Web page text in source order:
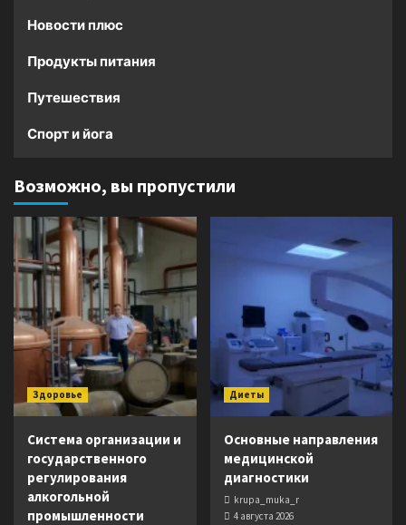
Новости плюс
Продукты питания
Путешествия
Спорт и йога
Возможно, вы пропустили
Здоровье
Система организации и
государственного
регулирования
алкогольной
промышленности
Диеты
Основные направления
медицинской
диагностики
krupa_muka_r
4 августа 2026